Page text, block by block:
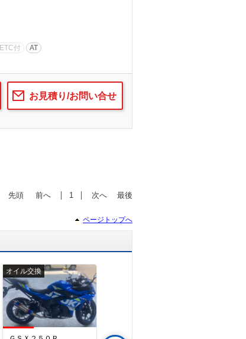
ETC付 AT
お見積り/お問い合せ
先頭 前へ 1 次へ 最後
ページトップへ
オイル交換